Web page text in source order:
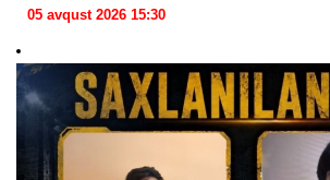
05 avqust 2026 15:30